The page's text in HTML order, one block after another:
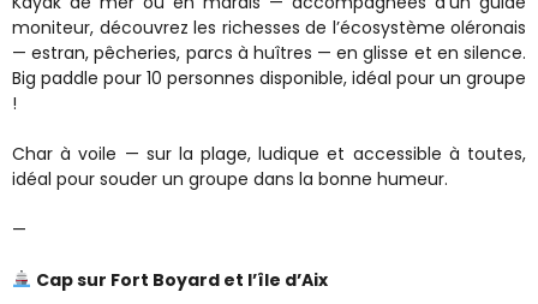
moniteur, découvrez les richesses de l’écosystème oléronais
— estran, pêcheries, parcs à huîtres — en glisse et en silence.
Big paddle pour 10 personnes disponible, idéal pour un groupe
!
Char à voile — sur la plage, ludique et accessible à toutes,
idéal pour souder un groupe dans la bonne humeur.
—
Cap sur Fort Boyard et l’île d’Aix